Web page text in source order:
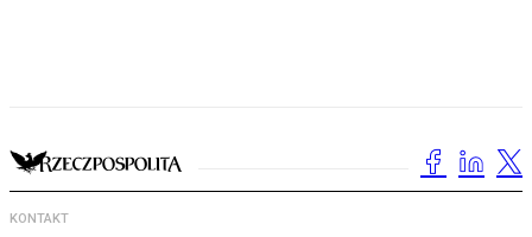
KONTAKT